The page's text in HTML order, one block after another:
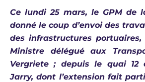
Ce lundi 25 mars, le GPM de
donné le coup d’envoi des
des infrastructures portuaires,
Ministre délégué aux
Vergriete ; depuis le quai 12
Jarry, dont l’extension fait